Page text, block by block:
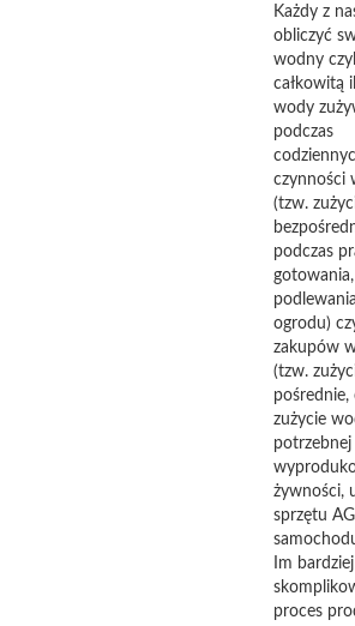
Każdy z
obliczyć
wodny
całkowitą
wody
podczas
czynności
(tzw.
podczas
gotowania,
podlewania
ogrodu)
zakupów
(tzw.
pośrednie,
zużycie
żywności,
sprzętu
Im bardziej
proces